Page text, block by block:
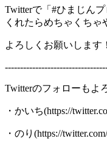
Twitterで「#ひまじん
くれたらめちゃくちゃ
よろしくお願いします！
Twitterのフォローもよ
・かいち(https://
・のり(https://